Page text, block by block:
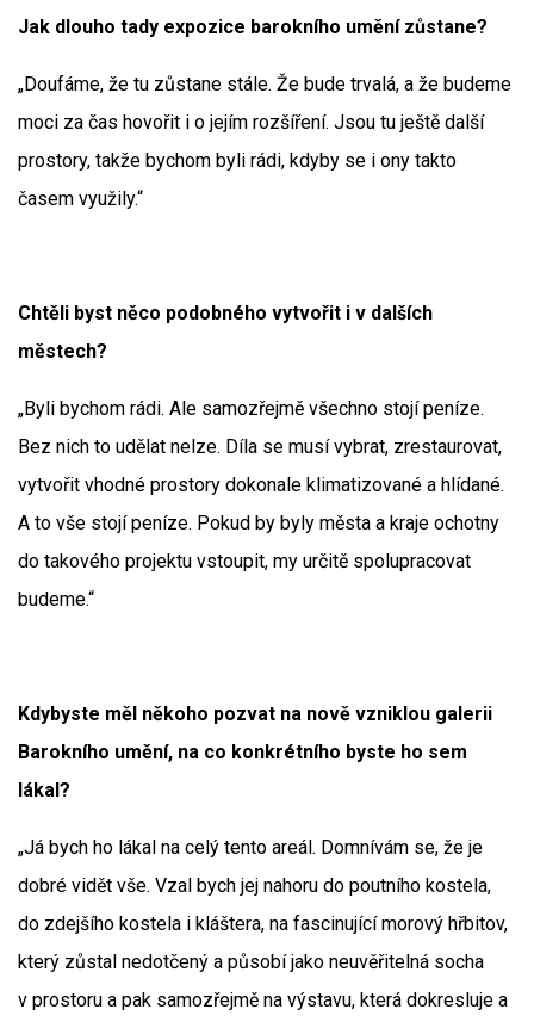
Jak dlouho tady expozice barokního umění zůstane?
„Doufáme, že tu zůstane stále. Že bude trvalá, a že budeme
moci za čas hovořit i o jejím rozšíření. Jsou tu ještě další
prostory, takže bychom byli rádi, kdyby se i ony takto
časem využily.“
Chtěli byst něco podobného vytvořit i v dalších
městech?
„Byli bychom rádi. Ale samozřejmě všechno stojí peníze.
Bez nich to udělat nelze. Díla se musí vybrat, zrestaurovat,
vytvořit vhodné prostory dokonale klimatizované a hlídané.
A to vše stojí peníze. Pokud by byly města a kraje ochotny
do takového projektu vstoupit, my určitě spolupracovat
budeme.“
Kdybyste měl někoho pozvat na nově vzniklou galerii
Barokního umění, na co konkrétního byste ho sem
lákal?
„Já bych ho lákal na celý tento areál. Domnívám se, že je
dobré vidět vše. Vzal bych jej nahoru do poutního kostela,
do zdejšího kostela i kláštera, na fascinující morový hřbitov,
který zůstal nedotčený a působí jako neuvěřitelná socha
v prostoru a pak samozřejmě na výstavu, která dokresluje a